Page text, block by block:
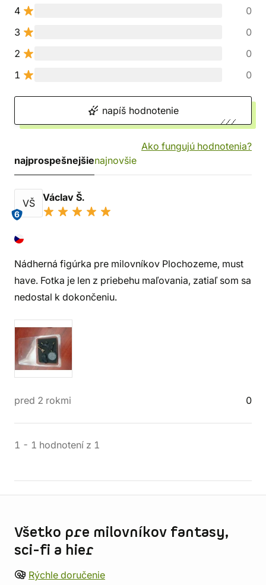
4
0
3
0
2
0
1
0
napíš hodnotenie
Ako fungujú hodnotenia?
najprospešnejšienajnovšie
VŠ
6
Václav Š.
Nádherná figúrka pre milovníkov Plochozeme, must
have. Fotka je len z priebehu maľovania, zatiaľ som sa
nedostal k dokončeniu.
pred 2 rokmi 0
1 - 1 hodnotení z 1
Všetko pre milovníkov fantasy,
sci-fi a hier
Rýchle doručenie